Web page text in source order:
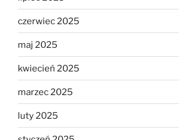
czerwiec 2025
maj 2025
kwiecień 2025
marzec 2025
luty 2025